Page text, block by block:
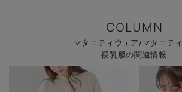
COLUMN
マタニティウェア/マタニテ
授乳服の関連情報